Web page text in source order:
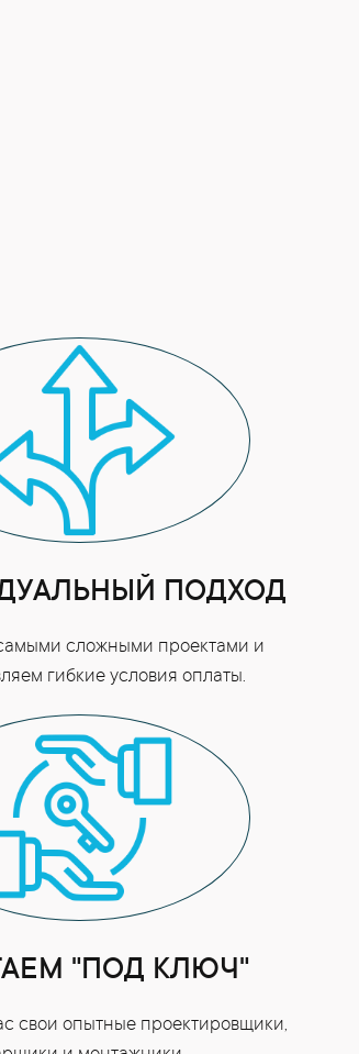
ПОДХОД
сложными проектами и
гибкие условия оплаты.
"ПОД КЛЮЧ"
свои опытные проектировщики,